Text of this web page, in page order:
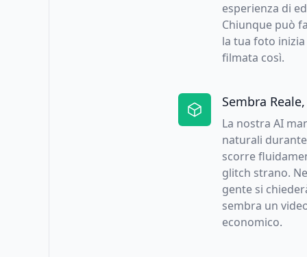
esperienza di
Chiunque può
la tua foto
filmata così.
Sembra
La nostra AI
naturali
scorre
glitch strano.
gente si
sembra un
economico.